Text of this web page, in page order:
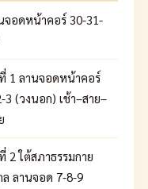
จอดหน้าคอร์ 30-31-
1 ลานจอดหน้าคอร์
3 (วงนอก) เช้า–สาย–
2 ใต้สภาธรรมกาย
ล ลานจอด 7-8-9